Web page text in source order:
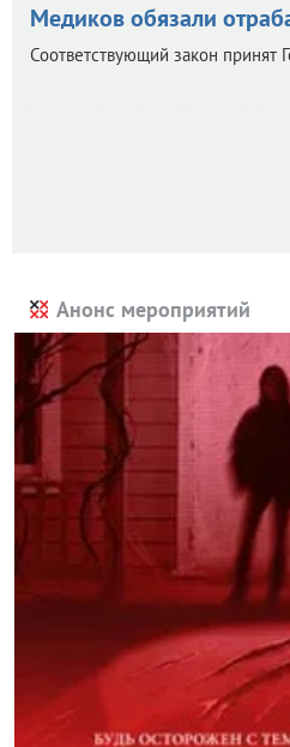
Медиков обязали
Соответствующий закон принят
Анонс мероприятий